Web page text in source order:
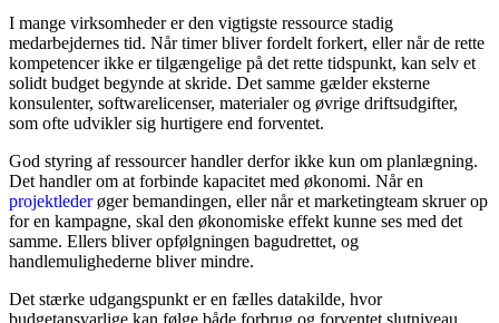
I mange virksomheder er den vigtigste ressource stadig
medarbejdernes tid. Når timer bliver fordelt forkert, eller når de rette
kompetencer ikke er tilgængelige på det rette tidspunkt, kan selv et
solidt budget begynde at skride. Det samme gælder eksterne
konsulenter, softwarelicenser, materialer og øvrige driftsudgifter,
som ofte udvikler sig hurtigere end forventet.
God styring af ressourcer handler derfor ikke kun om planlægning.
Det handler om at forbinde kapacitet med økonomi. Når en
projektlederøger bemandingen, eller når et marketingteam skruer op
for en kampagne, skal den økonomiske effekt kunne ses med det
samme. Ellers bliver opfølgningen bagudrettet, og
handlemulighederne bliver mindre.
Det stærke udgangspunkt er en fælles datakilde, hvor
budgetansvarlige kan følge både forbrug og forventet slutniveau.